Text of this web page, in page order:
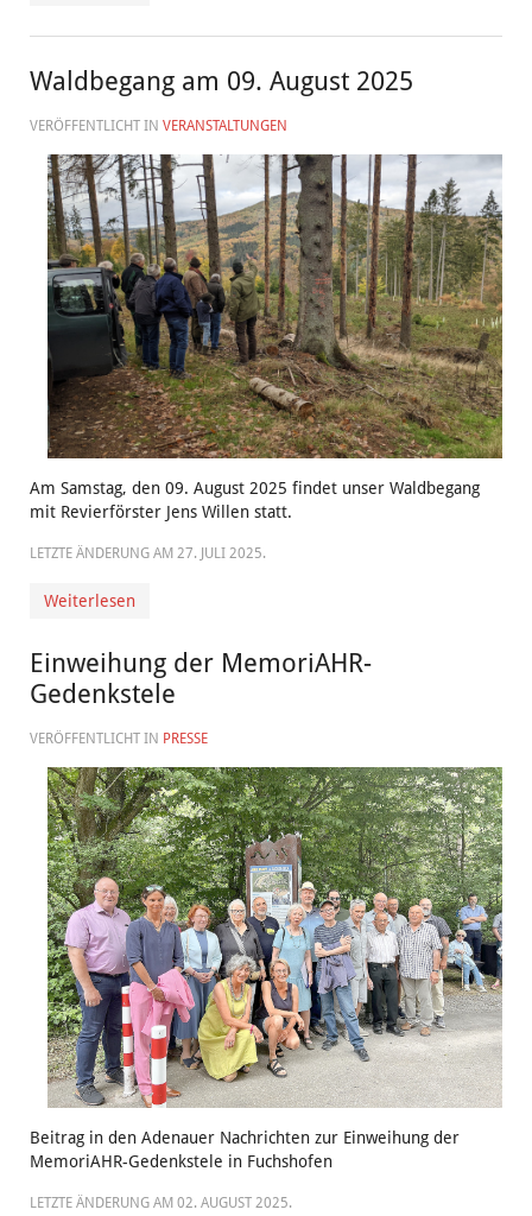
Waldbegang am 09. August 2025
VERÖFFENTLICHT IN VERANSTALTUNGEN
Am Samstag, den 09. August 2025 findet unser Waldbegang
mit Revierförster Jens Willen statt.
LETZTE ÄNDERUNG AM 27. JULI 2025.
Weiterlesen
Einweihung der MemoriAHR-
Gedenkstele
VERÖFFENTLICHT IN PRESSE
Beitrag in den Adenauer Nachrichten zur Einweihung der
MemoriAHR-Gedenkstele in Fuchshofen
LETZTE ÄNDERUNG AM 02. AUGUST 2025.